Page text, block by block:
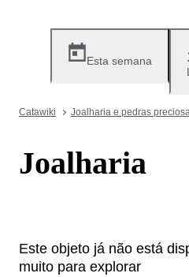
Esta semana
Catawiki Joalharia e pedras
Joalharia
Este objeto já não está
muito para explorar